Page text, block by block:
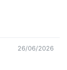
26/06/2026